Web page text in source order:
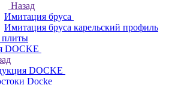
Назад
Имитация бруса
Имитация бруса карельский профиль
DOCKE
DOCKE
Docke